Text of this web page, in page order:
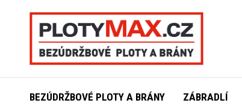
BEZÚDRŽBOVÉ PLOTY A BRÁNY ZÁBRADLÍ